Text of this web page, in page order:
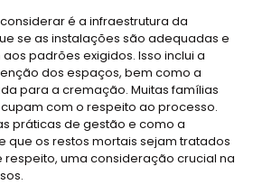
é a infraestrutura da
se as instalações são adequadas e
padrões exigidos. Isso inclui a
dos espaços, bem como a
para a cremação. Muitas famílias
com o respeito ao processo.
práticas de gestão e como a
que os restos mortais sejam tratados
uma consideração crucial na